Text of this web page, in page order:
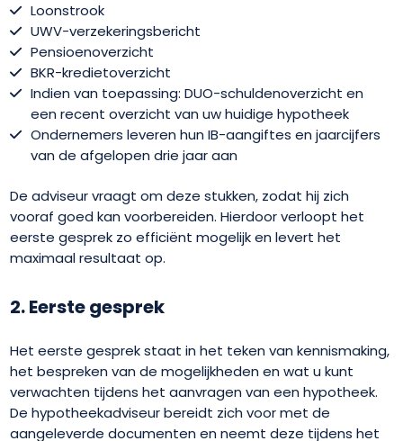
Loonstrook
UWV-verzekeringsbericht
Pensioenoverzicht
BKR-kredietoverzicht
Indien van toepassing: DUO-schuldenoverzicht en
een recent overzicht van uw huidige hypotheek
Ondernemers leveren hun IB-aangiftes en jaarcijfers
van de afgelopen drie jaar aan
De adviseur vraagt om deze stukken, zodat hij zich
vooraf goed kan voorbereiden. Hierdoor verloopt het
eerste gesprek zo efficiënt mogelijk en levert het
maximaal resultaat op.
2. Eerste gesprek
Het eerste gesprek staat in het teken van kennismaking,
het bespreken van de mogelijkheden en wat u kunt
verwachten tijdens het aanvragen van een hypotheek.
De hypotheekadviseur bereidt zich voor met de
aangeleverde documenten en neemt deze tijdens het